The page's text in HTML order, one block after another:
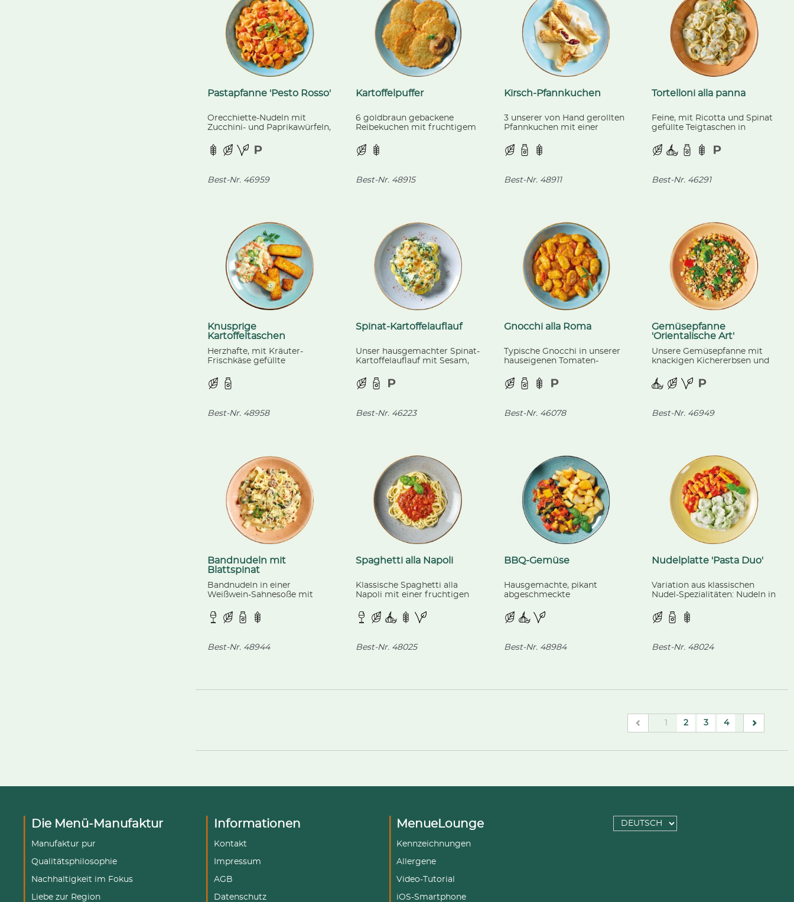
Pastapfanne 'Pesto Rosso'
Orecchiette-Nudeln mit
Zucchini- und Paprikawürfeln,
und Lauchzwiebeln, in rotem
Pesto.
Best-Nr. 46959
Kartoffelpuffer
6 goldbraun gebackene
Reibekuchen mit fruchtigem
beigelegt).
Best-Nr. 48915
Kirsch-Pfannkuchen
3 unserer von Hand gerollten
Pfannkuchen mit einer
dazu unsere Vanillesoße.
Best-Nr. 48911
Tortelloni alla panna
Feine, mit Ricotta und Spinat
gefüllte Teigtaschen in
Sahnesoße, mit einer Garnitur
aus Pinienkernen.
Best-Nr. 46291
Knusprige
Kartoffeltaschen
Herzhafte, mit Kräuter-
Frischkäse gefüllte
dazu unser Rahmgemüse.
Best-Nr. 48958
Spinat-Kartoffelauflauf
Unser hausgemachter Spinat-
Kartoffelauflauf mit Sesam,
Gouda-Käse.
Best-Nr. 46223
Gnocchi alla Roma
Typische Gnocchi in unserer
hauseigenen Tomaten-
Kirschtomaten.
Best-Nr. 46078
Gemüsepfanne
'Orientalische Art'
Unsere Gemüsepfanne mit
knackigen Kichererbsen und
abgerundet mit
Sonnenblumenkernen,
Best-Nr. 46949
Bandnudeln mit
Blattspinat
Bandnudeln in einer
Weißwein-Sahnesoße mit
Lauchzwiebeln, dazu würziger
Gouda-Käse.
Best-Nr. 48944
Spaghetti alla Napoli
Klassische Spaghetti alla
Napoli mit einer fruchtigen
Weißwein.
Best-Nr. 48025
BBQ-Gemüse
Hausgemachte, pikant
abgeschmeckte
dazu gebackene Kartoffeln.
Best-Nr. 48984
Nudelplatte 'Pasta Duo'
Variation aus klassischen
Nudel-Spezialitäten: Nudeln in
und grüne Tortellini, gefüllt
mit Spinat und Ricotta in
Best-Nr. 48024
1(current)
2 3 4
Die Menü-Manufaktur
Manufaktur pur
Qualitätsphilosophie
Nachhaltigkeit im Fokus
Liebe zur Region
Informationen
Kontakt
Impressum
AGB
Datenschutz
MenueLounge
Kennzeichnungen
Allergene
Video-Tutorial
iOS-Smartphone
SPRACHE
AUSWÄHLEN